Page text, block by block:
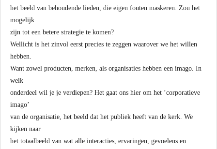
het beeld van behoudende lieden, die eigen fouten maskeren. Zou het
mogelijk
zijn tot een betere strategie te komen?
Wellicht is het zinvol eerst precies te zeggen waarover we het willen
hebben.
Want zowel producten, merken, als organisaties hebben een imago. In
welk
onderdeel wil je je verdiepen? Het gaat ons hier om het ‘corporatieve
imago’
van de organisatie, het beeld dat het publiek heeft van de kerk. We
kijken naar
het totaalbeeld van wat alle interacties, ervaringen, gevoelens en